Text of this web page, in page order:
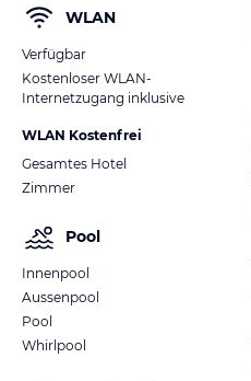
WLAN
Verfügbar
Kostenloser WLAN-
Internetzugang inklusive
WLAN Kostenfrei
Gesamtes Hotel
Zimmer
Pool
Innenpool
Aussenpool
Pool
Whirlpool